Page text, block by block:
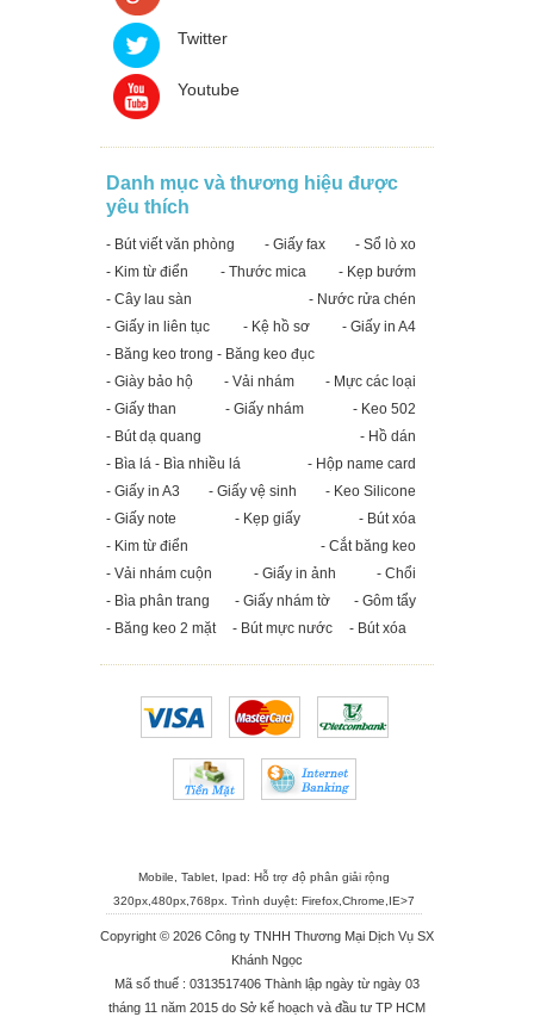
Twitter
Youtube
Danh mục và thương hiệu được
yêu thích
- Bút viết văn phòng - Giấy fax
- Sổ lò xo
- Kim từ điển
- Thước mica
- Kẹp bướm
- Cây lau sàn
- Nước rửa chén
- Giấy in liên tục
- Kệ hồ sơ
- Giấy in A4
- Băng keo trong - Băng keo đục
- Giày bảo hộ
- Vải nhám
- Mực các loại
- Giấy than
- Giấy nhám
- Keo 502
- Bút dạ quang
- Hồ dán
- Bìa lá - Bìa nhiều lá
- Hộp name card
- Giấy in A3
- Giấy vệ sinh
- Keo Silicone
- Giấy note
- Kẹp giấy
- Bút xóa
- Kim từ điển
- Cắt băng keo
- Vải nhám cuộn
- Giấy in ảnh
- Chổi
- Bìa phân trang
- Giấy nhám tờ
- Gôm tẩy
- Băng keo 2 mặt
- Bút mực nước - Bút xóa
Mobile, Tablet, Ipad: Hỗ trợ độ phân giải rộng
320px,480px,768px. Trình duyệt: Firefox,Chrome,IE>7
Copyright © 2026 Công ty TNHH Thương Mại Dịch Vụ SX
Khánh Ngọc
Mã số thuế : 0313517406 Thành lập ngày từ ngày 03
tháng 11 năm 2015 do Sở kế hoạch và đầu tư TP HCM